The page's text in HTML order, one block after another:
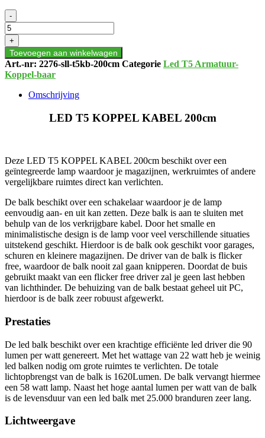
LED
T5
KOPPEL
KABEL
200cm
aantal
-
+
Toevoegen aan winkelwagen
Art.-nr: 2276-sll-t5kb-200cm Categorie Led T5 Armatuur-
Koppel-baar
Omschrijving
LED T5 KOPPEL KABEL 200cm
Deze LED T5 KOPPEL KABEL 200cm beschikt over een
geïntegreerde lamp waardoor je magazijnen, werkruimtes of andere
vergelijkbare ruimtes direct kan verlichten.
De balk beschikt over een schakelaar waardoor je de lamp
eenvoudig aan- en uit kan zetten. Deze balk is aan te sluiten met
behulp van de los verkrijgbare kabel. Door het smalle en
minimalistische design is de lamp voor veel verschillende situaties
uitstekend geschikt. Hierdoor is de balk ook geschikt voor garages,
schuren en kleinere magazijnen. De driver van de balk is flicker
free, waardoor de balk nooit zal gaan knipperen. Doordat de buis
gebruikt maakt van een flicker free driver zal je geen last hebben
van lichthinder. De behuizing van de balk bestaat geheel uit PC,
hierdoor is de balk zeer robuust afgewerkt.
Prestaties
De led balk beschikt over een krachtige efficiënte led driver die 90
lumen per watt genereert. Met het wattage van 22 watt heb je weinig
led balken nodig om grote ruimtes te verlichten. De totale
lichtopbrengst van de balk is 1620Lumen. De balk vervangt hiermee
een 58 watt lamp. Naast het hoge aantal lumen per watt van de balk
is de levensduur van een led balk met 25.000 branduren zeer lang.
Lichtweergave